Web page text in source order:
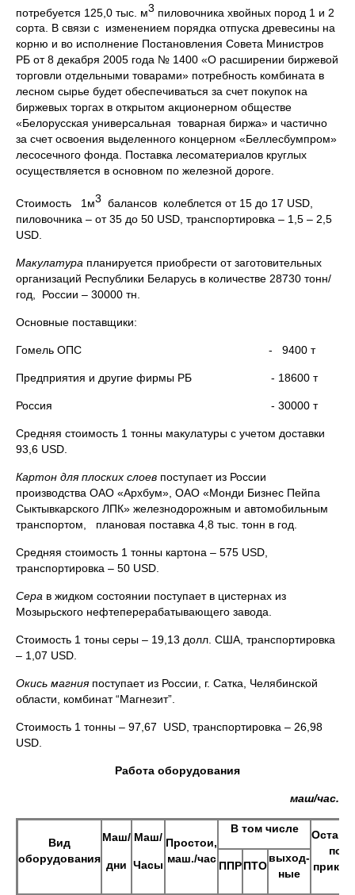
потребуется 125,0 тыс. м3 пиловочника хвойных пород 1 и 2
сорта. В связи с изменением порядка отпуска древесины на
корню и во исполнение Постановления Совета Министров
РБ от 8 декабря 2005 года № 1400 «О расширении биржевой
торговли отдельными товарами» потребность комбината в
лесном сырье будет обеспечиваться за счет покупок на
биржевых торгах в открытом акционерном обществе
«Белорусская универсальная товарная биржа» и частично
за счет освоения выделенного концерном «Беллесбумпром»
лесосечного фонда. Поставка лесоматериалов круглых
осуществляется в основном по железной дороге.
Стоимость 1м3 балансов колеблется от 15 до 17 USD,
пиловочника – от 35 до 50 USD, транспортировка – 1,5 – 2,5
USD.
Макулатура планируется приобрести от заготовительных
организаций Республики Беларусь в количестве 28730 тонн/
год, России – 30000 тн.
Основные поставщики:
Гомель ОПС - 9400 т
Предприятия и другие фирмы РБ - 18600 т
Россия - 30000 т
Средняя стоимость 1 тонны макулатуры с учетом доставки
93,6 USD.
Картон для плоских слоев поступает из России
производства ОАО «Архбум», ОАО «Монди Бизнес Пейпа
Сыктывкарского ЛПК» железнодорожным и автомобильным
транспортом, плановая поставка 4,8 тыс. тонн в год.
Средняя стоимость 1 тонны картона – 575 USD,
транспортировка – 50 USD.
Сера в жидком состоянии поступает в цистернах из
Мозырьского нефтеперерабатывающего завода.
Стоимость 1 тоны серы – 19,13 долл. США, транспортировка
– 1,07 USD.
Окись магнияпоступает из России, г. Сатка, Челябинской
области, комбинат “Магнезит”.
Стоимость 1 тонны – 97,67 USD, транспортировка – 26,98
USD.
Работа оборудования
маш/час.
Вид
оборудования
Маш/
дни
Маш/
Часы
Простои,
маш./час
В том числе
по
ППРПТО
выход-
ные